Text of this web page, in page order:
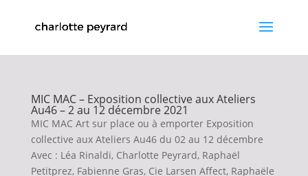
MIC MAC – Exposition collective aux Ateliers
Au46 – 2 au 12 décembre 2021
MIC MAC Art sur place ou à emporter Exposition
collective aux Ateliers Au46 du 02 au 12 décembre
Avec : Léa Rinaldi, Charlotte Peyrard, Raphaël
Petitprez, Fabienne Gras, Cie Larsen Affect, Raphaële